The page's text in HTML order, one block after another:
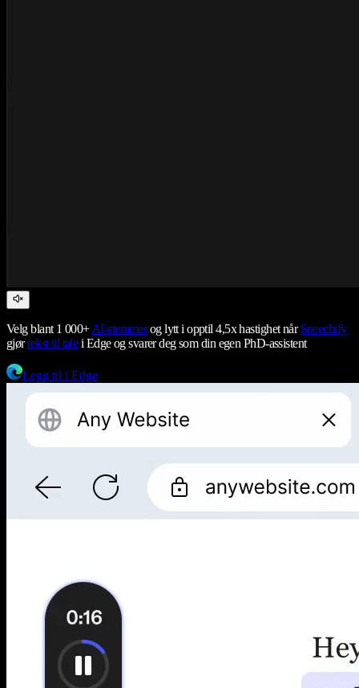
Velg blant 1 000+AI-stemmerog lytt i opptil 4,5x hastighet nårSpeechify
gjørtekst til talei Edge og svarer deg som din egen PhD-assistent
Legg til i Edge